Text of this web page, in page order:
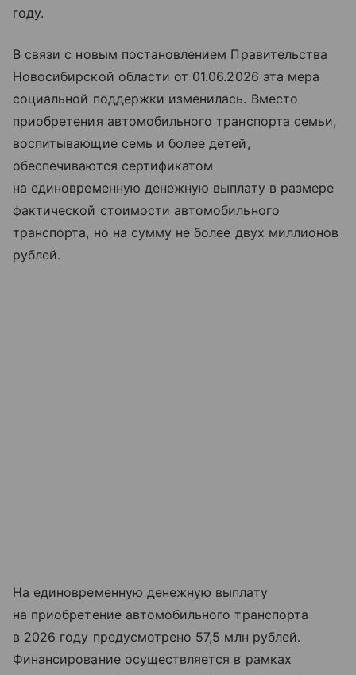
году.
В связи с новым постановлением Правительства
Новосибирской области от 01.06.2026 эта мера
социальной поддержки изменилась. Вместо
приобретения автомобильного транспорта семьи,
воспитывающие семь и более детей,
обеспечиваются сертификатом
на единовременную денежную выплату в размере
фактической стоимости автомобильного
транспорта, но на сумму не более двух миллионов
рублей.
На единовременную денежную выплату
на приобретение автомобильного транспорта
в 2026 году предусмотрено 57,5 млн рублей.
Финансирование осуществляется в рамках